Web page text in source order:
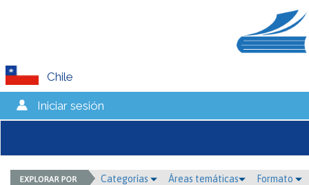
Chile
Iniciar sesión
Categorías Áreas temáticas Formato